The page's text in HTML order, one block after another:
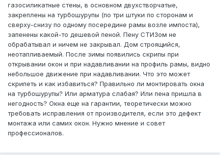
газосиликатные стены, в основном двухстворчатые,
закреплены на турбошурупы (по три штуки по сторонам и
сверху-снизу по одному посередине рамы возле импоста),
запенены какой-то дешевой пеной. Пену СТИЗом не
обрабатывал и ничем не закрывал. Дом строящийся,
неотапливаемый. После зимы появились скрипы при
открывании окон и при надавливании на профиль рамы, видно
небольшое движение при надавливании. Что это может
скрипеть и как избавиться? Правильно ли монтировать окна
на турбошурупы? Или арматура слабая? Или пена пришла в
негодность? Окна еще на гарантии, теоретически можно
требовать исправления от производителя, если это дефект
монтажа или самих окон. Нужно мнение и совет
профессионалов.